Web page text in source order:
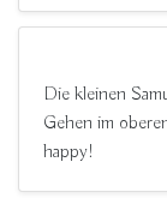
Die kleinen
Gehen im
happy!